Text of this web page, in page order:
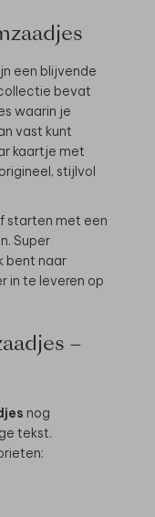
een blijvende
bevat
waarin je
vast kunt
kaartje met
stijlvol
starten met een
Super
bent naar
in te leveren op
–
nog
tekst.